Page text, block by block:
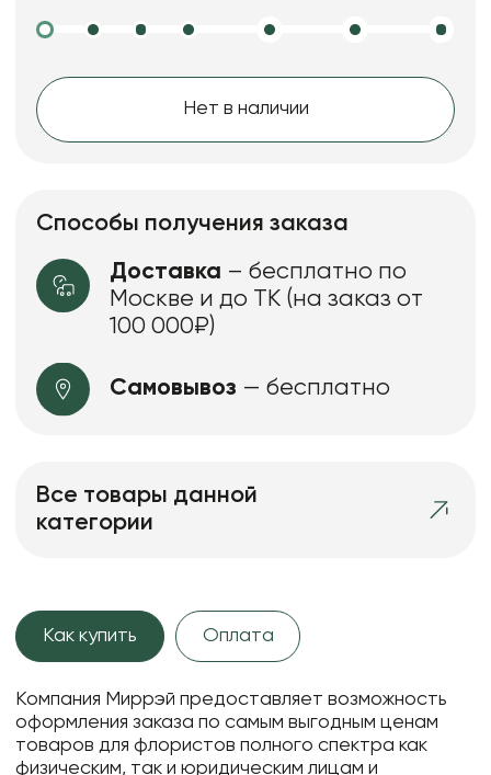
Нет в наличии
Способы получения заказа
Доставка – бесплатно по
Москве и до ТК (на заказ от
100 000₽)
Самовывоз — бесплатно
Все товары данной
категории
Как купить Оплата
Компания Миррэй предоставляет возможность
оформления заказа по самым выгодным ценам
товаров для флористов полного спектра как
физическим, так и юридическим лицам и